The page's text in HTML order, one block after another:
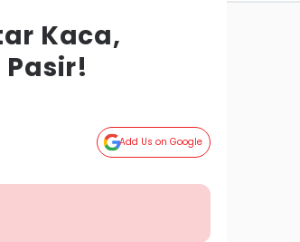
Kaca,
Add Us on Google